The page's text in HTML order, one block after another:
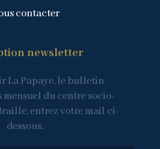
contacter
newsletter
La Papaye, le bulletin
du centre socio-
entrez votre mail ci-
dessous.